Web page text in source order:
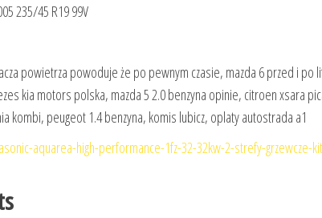
235/45 R19 99V
powietrza powoduje że po pewnym czasie, mazda 6 przed i po
kia motors polska, mazda 5 2.0 benzyna opinie, citroen xsara
kombi, peugeot 1.4 benzyna, komis lubicz, oplaty autostrada a1
aquarea-high-performance-1fz-32-32kw-2-strefy-grzewcze-